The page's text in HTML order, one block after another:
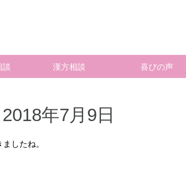
談 漢方相談 喜びの声
年7月9日
したね。